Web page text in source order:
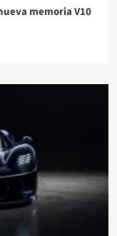
memoria V10